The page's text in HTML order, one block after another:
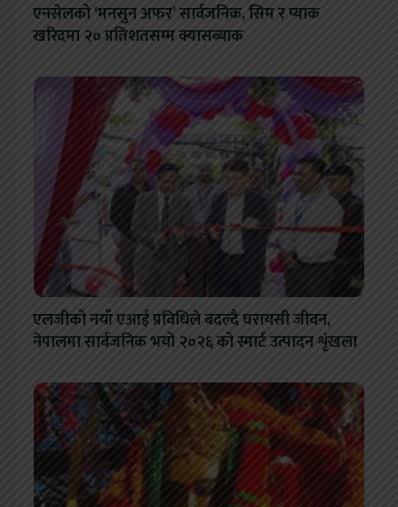
एनसेलको ‘मनसुन अफर’ सार्वजनिक, सिम र प्याक
खरिदमा २० प्रतिशतसम्म क्यासब्याक
एलजीको नयाँ एआई प्रविधिले बदल्दै घरायसी जीवन,
नेपालमा सार्वजनिक भयो २०२६ को स्मार्ट उत्पादन शृंखला